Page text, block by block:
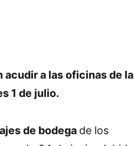
a las oficinas de la
1 de julio.
de bodega de los